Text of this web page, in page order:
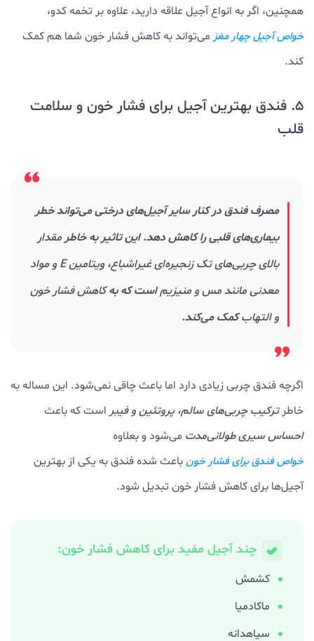
همچنین، اگر به انواع آجیل علاقه دارید، علاوه بر تخمه کدو،
خواص آجیل چهار مغز می‌تواند به کاهش فشار خون شما هم کمک
کند.
5. فندق بهترین آجیل برای فشار خون و سلامت
قلب
مصرف فندق در کنار سایر آجیل‌های درختی می‌تواند خطر
بیماری‌های قلبی را کاهش دهد. این تاثیر به خاطر مقدار
بالای چربی‌های تک زنجیره‌ای غیراشباع، ویتامین E و مواد
معدنی مانند مس و منیزیماست که بهکاهش فشار خون
و التهابکمک می‌کند.
اگرچه فندق چربی زیادی دارد اما باعث چاقی نمی‌شود. این مساله به
خاطر ترکیب چربی‌های سالم، پروتئین و فیبر است که باعث
احساس سیری طولانی‌مدت می‌شود و بعلاوه
خواص فندق برای فشار خون باعث شده فندق به یکی از بهترین
آجیل‌ها برای کاهش فشار خون تبدیل شود.
چند آجیل مفید برای کاهش فشار خون:
کشمش
ماکادمیا
سیاهدانه